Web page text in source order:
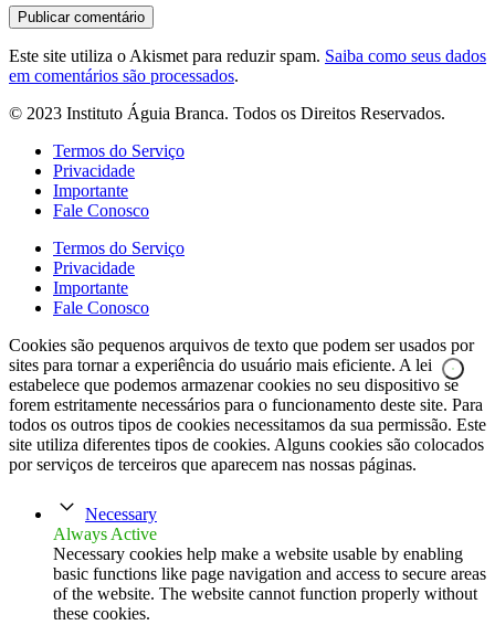
Este site utiliza o Akismet para reduzir spam. Saiba como seus dados
em comentários são processados.
© 2023 Instituto Águia Branca. Todos os Direitos Reservados.
Termos do Serviço
Privacidade
Importante
Fale Conosco
Termos do Serviço
Privacidade
Importante
Fale Conosco
Cookies são pequenos arquivos de texto que podem ser usados por
sites para tornar a experiência do usuário mais eficiente. A lei
estabelece que podemos armazenar cookies no seu dispositivo se
forem estritamente necessários para o funcionamento deste site. Para
todos os outros tipos de cookies necessitamos da sua permissão. Este
site utiliza diferentes tipos de cookies. Alguns cookies são colocados
por serviços de terceiros que aparecem nas nossas páginas.
Necessary
Always Active
Necessary cookies help make a website usable by enabling
basic functions like page navigation and access to secure areas
of the website. The website cannot function properly without
these cookies.